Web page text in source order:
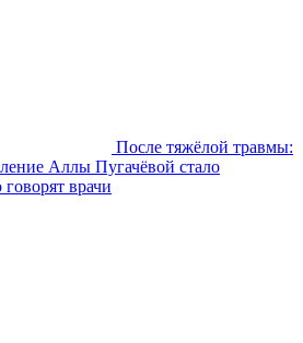
После тяжёлой травмы:
Аллы Пугачёвой стало
врачи